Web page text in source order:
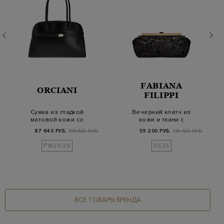
ORCIANI
Сумка из гладкой
матовой кожи со
съемным ремешком
87 840 РУБ. 109 800 РУБ.
FW25/26
FABIANA
FILIPPI
Вечерний клатч из
кожи и ткани с
блестящими
пайетками
59 200 РУБ. 118 400 РУБ.
SS25
ВСЕ ТОВАРЫ БРЕНДА